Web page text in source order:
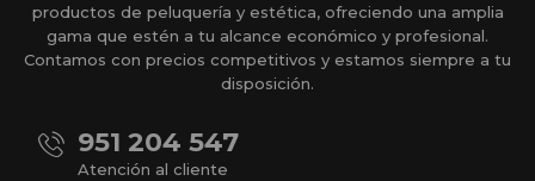
productos de peluquería y estética, ofreciendo una amplia
gama que estén a tu alcance económico y profesional.
Contamos con precios competitivos y estamos siempre a tu
disposición.
951 204 547
Atención al cliente